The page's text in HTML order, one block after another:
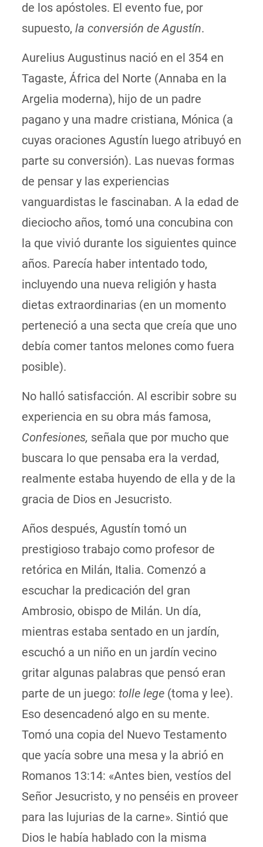
de los apóstoles. El evento fue, por
supuesto, la conversión de Agustín.
Aurelius Augustinus nació en el 354 en
Tagaste, África del Norte (Annaba en la
Argelia moderna), hijo de un padre
pagano y una madre cristiana, Mónica (a
cuyas oraciones Agustín luego atribuyó en
parte su conversión). Las nuevas formas
de pensar y las experiencias
vanguardistas le fascinaban. A la edad de
dieciocho años, tomó una concubina con
la que vivió durante los siguientes quince
años. Parecía haber intentado todo,
incluyendo una nueva religión y hasta
dietas extraordinarias (en un momento
perteneció a una secta que creía que uno
debía comer tantos melones como fuera
posible).
No halló satisfacción. Al escribir sobre su
experiencia en su obra más famosa,
Confesiones, señala que por mucho que
buscara lo que pensaba era la verdad,
realmente estaba huyendo de ella y de la
gracia de Dios en Jesucristo.
Años después, Agustín tomó un
prestigioso trabajo como profesor de
retórica en Milán, Italia. Comenzó a
escuchar la predicación del gran
Ambrosio, obispo de Milán. Un día,
mientras estaba sentado en un jardín,
escuchó a un niño en un jardín vecino
gritar algunas palabras que pensó eran
parte de un juego: tolle lege(toma y lee).
Eso desencadenó algo en su mente.
Tomó una copia del Nuevo Testamento
que yacía sobre una mesa y la abrió en
Romanos 13:14: «Antes bien, vestíos del
Señor Jesucristo, y no penséis en proveer
para las lujurias de la carne». Sintió que
Dios le había hablado con la misma